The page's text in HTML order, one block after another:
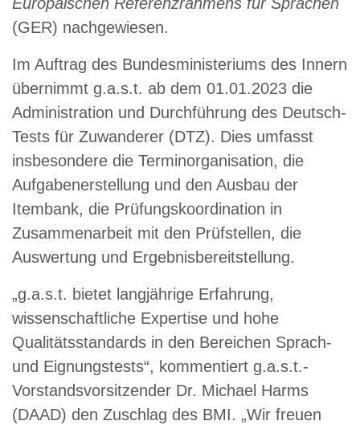
(GER) nachgewiesen.
Im Auftrag des Bundesministeriums des Innern
übernimmt g.a.s.t. ab dem 01.01.2023 die
Administration und Durchführung des Deutsch-
Tests für Zuwanderer (DTZ). Dies umfasst
insbesondere die Terminorganisation, die
Aufgabenerstellung und den Ausbau der
Itembank, die Prüfungskoordination in
Zusammenarbeit mit den Prüfstellen, die
Auswertung und Ergebnisbereitstellung.
„g.a.s.t. bietet langjährige Erfahrung,
wissenschaftliche Expertise und hohe
Qualitätsstandards in den Bereichen Sprach-
und Eignungstests“, kommentiert g.a.s.t.-
Vorstandsvorsitzender Dr. Michael Harms
(DAAD) den Zuschlag des BMI. „Wir freuen